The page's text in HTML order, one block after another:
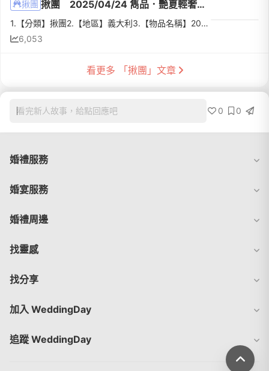
揪團 揪團 2025/04/24 雋品．艷夏輕奢義大利15天
1.【分類】揪團2.【地區】義大利3.【物品名稱】2025艷夏輕奢義大利15天4.【價格】209900 早鳥-6000；ＰＯ文－２０００；特約－５００＝２０１４００／人5.【介紹】結婚後，我和伴侶決定給自己一個難忘的蜜月之旅，旅...
6,053
看更多 「揪團」文章
看完新人故事，給點回應吧 0 0
婚禮服務
婚宴服務
婚禮周邊
找靈感
找分享
加入 WeddingDay
追蹤 WeddingDay